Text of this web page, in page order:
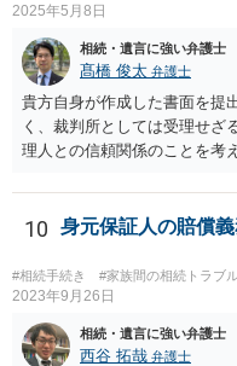
2025年5月8日
相続・遺言に強い弁護士
髙橋 俊太 弁護士
貴方自身が作成した書面を提
く、裁判所としては受理せざ
理人との信頼関係のことを考
士が主張書面の提出を渋って
益がないと考えている可能性
めて、弁護士見解を確認等
います。単に面倒臭いという
れば、当該弁護士との委任関
出することを検討なさった方
10 身元保証人の賠償
#相続手続き #家族間の相続トラブ
2023年9月26日
相続・遺言に強い弁護士
西谷 拓哉 弁護士